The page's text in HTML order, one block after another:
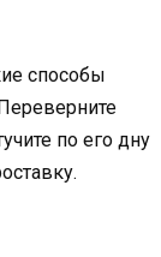
способы
по его дну